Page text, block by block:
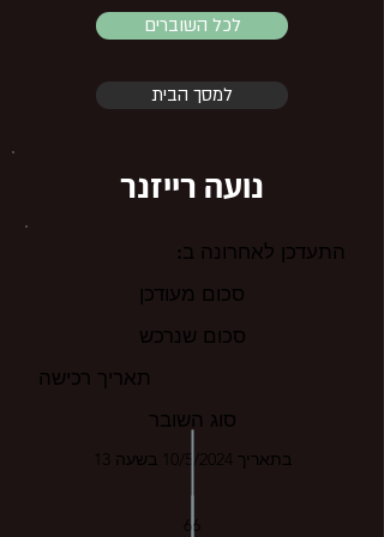
לכל השוברים
למסך הבית
נועה רייזנר
התעדכן לאחרונה ב:
סכום מעודכן
סכום שנרכש
תאריך רכישה
סוג השובר
בתאריך 10/5/2024 בשעה 13
66